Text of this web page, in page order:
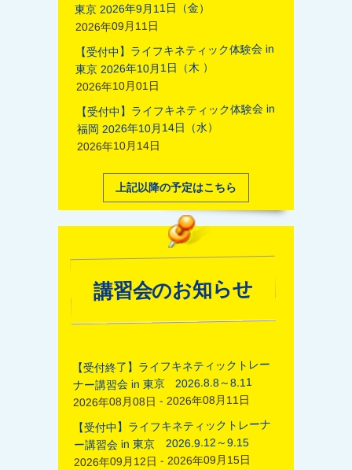
東京 2026年9月11日（金）
2026年09月11日
【受付中】ライフキネティック体験会 in
東京 2026年10月1日（木 ）
2026年10月01日
【受付中】ライフキネティック体験会 in
福岡 2026年10月14日（水）
2026年10月14日
上記以降の予定はこちら
講習会のお知らせ
【受付終了】ライフキネティックトレー
ナー講習会 in 東京 2026.8.8～8.11
2026年08月08日 - 2026年08月11日
【受付中】ライフキネティックトレーナ
ー講習会 in 東京 2026.9.12～9.15
2026年09月12日 - 2026年09月15日